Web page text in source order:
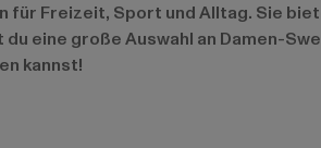
Freizeit, Sport und Alltag. Sie
eine große Auswahl an Damen-
kannst!